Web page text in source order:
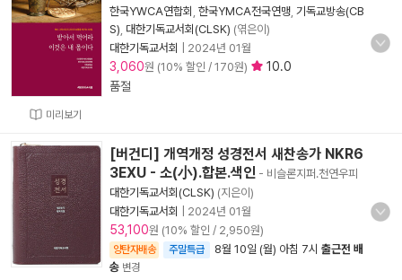
미리보기
한국YWCA연합회 한국YMCA전국연맹 기독교방송(CB
S) 대한기독교서회(CLSK) (엮은이)
대한기독교서회
2024년 01월
3,060원 (10% 할인 / 170원)
10.0
품절
[버건디] 개역개정 성경전서 새찬송가 NKR6
3EXU - 소(小).합본.색인 - 비슬론지퍼.천연우피
대한기독교서회(CLSK) (지은이)
대한기독교서회
2024년 01월
53,100원 (10% 할인 / 2,950원)
양탄자배송 주말특급 8월 10일 (월) 아침 7시 출근전 배
송 변경